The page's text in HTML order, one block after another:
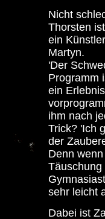
Nicht
Thorsten ist
ein
Martyn.
'Der
Programm
ein
ihm nach
Trick? 'Ich
der
Denn
sehr leicht
Dabei ist